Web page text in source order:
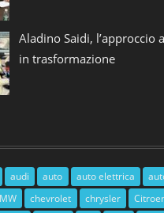
Aladino Saidi, l’approccio
in trasformazione
audi auto auto elettrica
chevrolet chrysler